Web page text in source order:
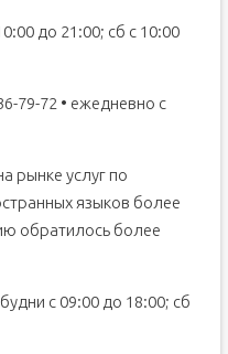
до 21:00; сб с 10:00
79-72 • ежедневно с
рынке услуг по
языков более
обратилось более
с 09:00 до 18:00; сб